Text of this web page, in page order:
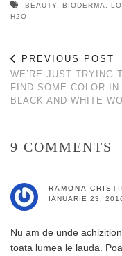
BEAUTY BIODERMA
H2O
PREVIOUS POST
WE’RE JUST TRYING
FIND SOME COLOR IN
BLACK AND WHITE
9 COMMENTS
RAMONA
IANUARIE 23,
Nu am de unde
toata lumea le lauda.